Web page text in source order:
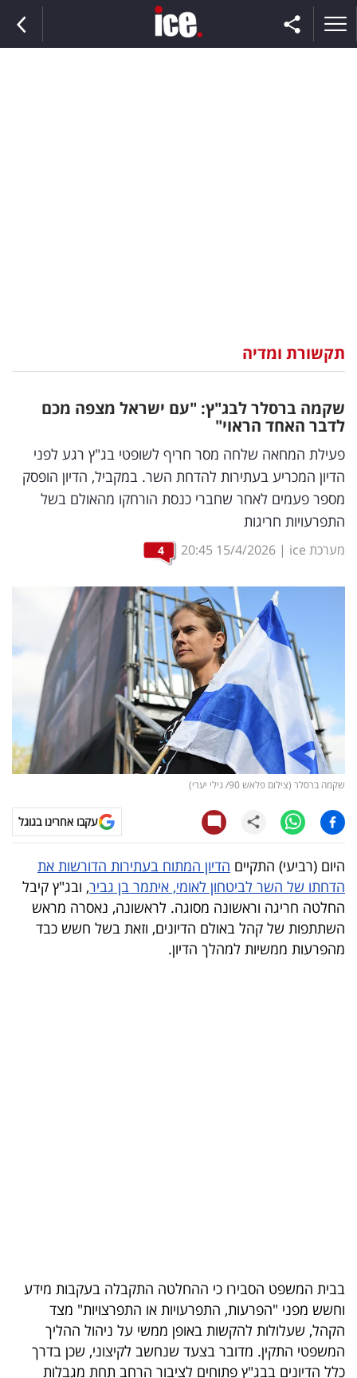
וצרכנות
דיגיטל
וטק
שיווק
ופרסום
משפט
מדדים
רכילות
עסקית
קריפטו
ויראלי
טלוויזיה
עסקי
ספורט
קריירה
ולימודים
המילון
הכלכלי
פודקאסט
תקשורת ומדיה
שקמה ברסלר לבג"ץ: "עם ישראל מצפה מכם
לדבר האחד הראוי"
פעילת המחאה שלחה מסר חריף לשופטי בג"ץ רגע לפני
הדיון המכריע בעתירות להדחת השר. במקביל, הדיון הופסק
מספר פעמים לאחר שחברי כנסת הורחקו מהאולם בשל
התפרעויות חריגות
מערכת ice |
15/4/2026
20:45
4
שקמה ברסלר (צילום פלאש 90/ גילי יערי)
עקבו אחרינו בגוגל
היום (רביעי) התקיים הדיון המתוח בעתירות הדורשות את
הדחתו של השר לביטחון לאומי, איתמר בן גביר, ובג"ץ קיבל
החלטה חריגה וראשונה מסוגה. לראשונה, נאסרה מראש
השתתפות של קהל באולם הדיונים, וזאת בשל חשש כבד
מהפרעות ממשיות למהלך הדיון.
בבית המשפט הסבירו כי ההחלטה התקבלה בעקבות מידע
וחשש מפני "הפרעות, התפרעויות או התפרצויות" מצד
הקהל, שעלולות להקשות באופן ממשי על ניהול ההליך
המשפטי התקין. מדובר בצעד שנחשב לקיצוני, שכן בדרך
כלל הדיונים בבג"ץ פתוחים לציבור הרחב תחת מגבלות